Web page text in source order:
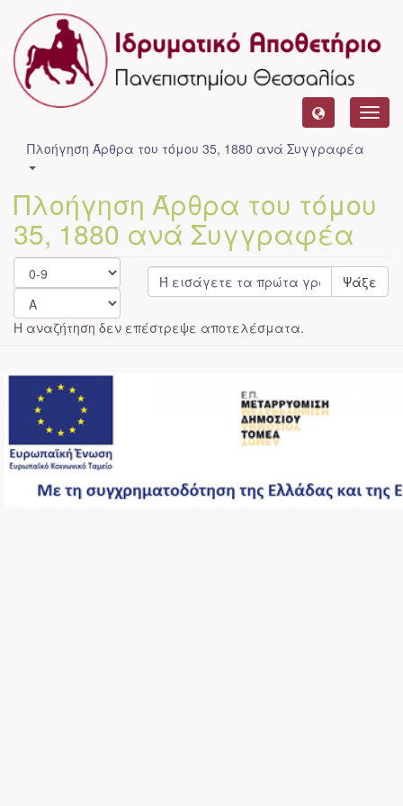
Πλοήγηση Άρθρα του τόμου 35, 1880 ανά Συγγραφέα
Πλοήγηση Άρθρα του τόμου
35, 1880 ανά Συγγραφέα
Ψάξε
Η αναζήτηση δεν επέστρεψε αποτελέσματα.